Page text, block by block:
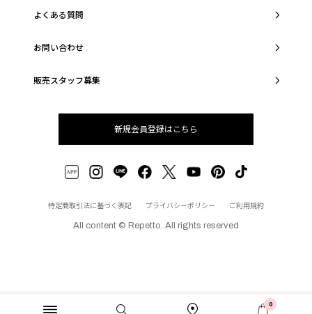
0
よくある質問
お問い合わせ
販売スタッフ募集
新規会員登録はこちら
特定商取引法に基づく表記 プライバシーポリシー ご利用規約
All content © Repetto. All rights reserved